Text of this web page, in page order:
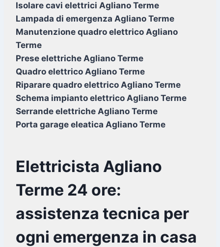
Isolare cavi elettrici Agliano Terme
Lampada di emergenza Agliano Terme
Manutenzione quadro elettrico Agliano
Terme
Prese elettriche Agliano Terme
Quadro elettrico Agliano Terme
Riparare quadro elettrico Agliano Terme
Schema impianto elettrico Agliano Terme
Serrande elettriche Agliano Terme
Porta garage eleatica Agliano Terme
Elettricista Agliano
Terme 24 ore:
assistenza tecnica per
ogni emergenza in casa